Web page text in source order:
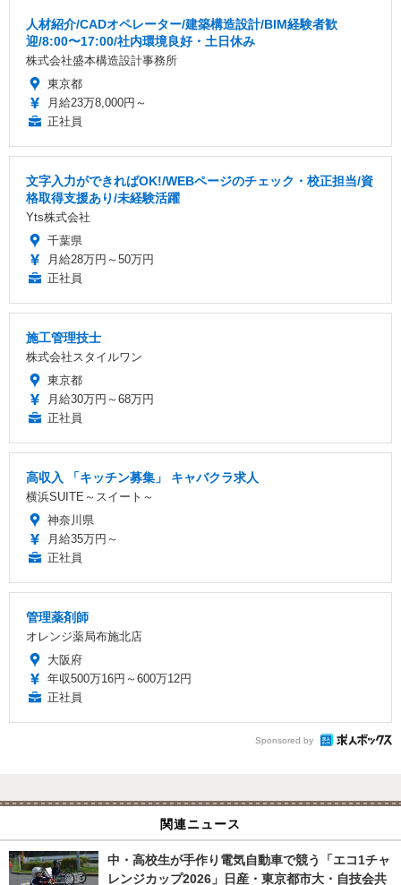
人材紹介/CADオペレーター/建築構造設計/BIM経験者歓
迎/8:00〜17:00/社内環境良好・土日休み
株式会社盛本構造設計事務所
東京都
月給23万8,000円～
正社員
文字入力ができればOK!/WEBページのチェック・校正担当/資
格取得支援あり/未経験活躍
Yts株式会社
千葉県
月給28万円～50万円
正社員
施工管理技士
株式会社スタイルワン
東京都
月給30万円～68万円
正社員
高収入 「キッチン募集」 キャバクラ求人
横浜SUITE～スイート～
神奈川県
月給35万円～
正社員
管理薬剤師
オレンジ薬局布施北店
大阪府
年収500万16円～600万12円
正社員
Sponsored by
関連ニュース
中・高校生が手作り電気自動車で競う「エコ1チャ
レンジカップ2026」日産・東京都市大・自技会共